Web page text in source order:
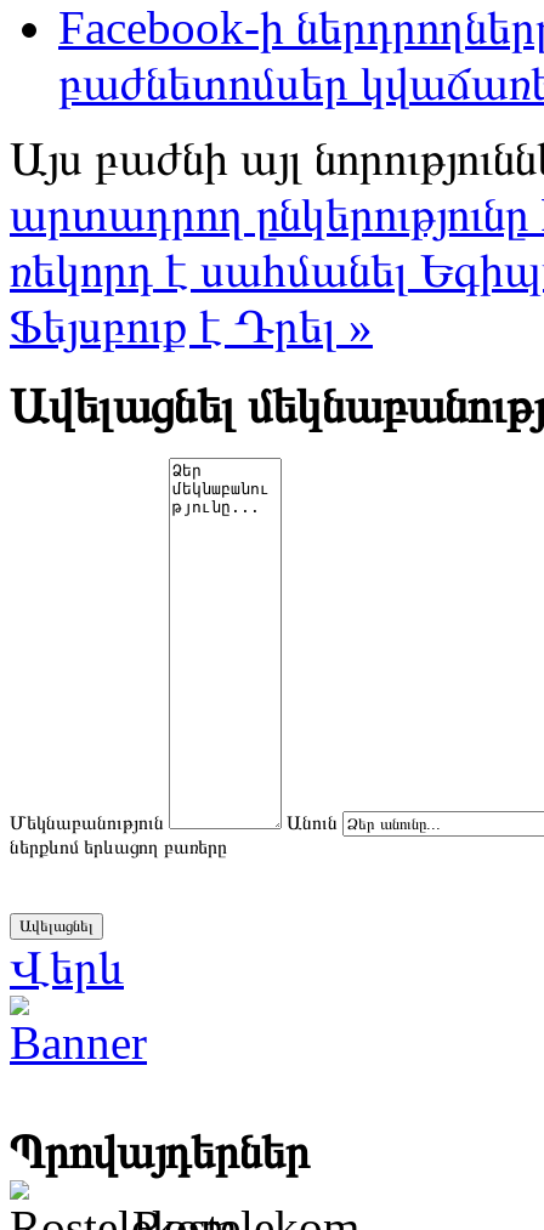
Facebook-ի
բաժնետոմսեր
Այս բաժնի այլ
արտադրող
ռեկորդ է սահմանել
Ֆեյսբուք է Դրել »
Ավելացնել
Մեկնաբանություն
Անուն
ներքևոմ երևացող բառերը
Վերև
Պրովայդերներ